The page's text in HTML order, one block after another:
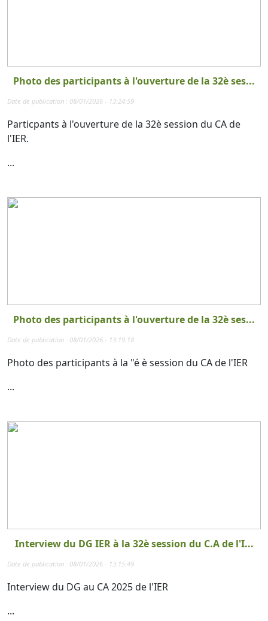
Photo des participants à l'ouverture de la 32è ses...
Date de publication : 08/01/2026 - 13:24:59
Particpants à l'ouverture de la 32è session du CA de
l'IER.
...
Photo des participants à l'ouverture de la 32è ses...
Date de publication : 08/01/2026 - 13:19:18
Photo des participants à la "é è session du CA de l'IER
...
Interview du DG IER à la 32è session du C.A de l'I...
Date de publication : 08/01/2026 - 13:15:49
Interview du DG au CA 2025 de l'IER
...